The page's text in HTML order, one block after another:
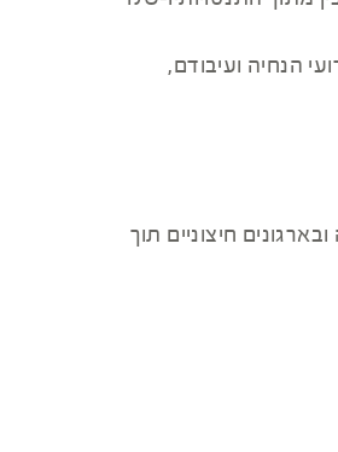
הנחיה ועיבודם,
בכיתה ובארגונים חיצוניים תוך